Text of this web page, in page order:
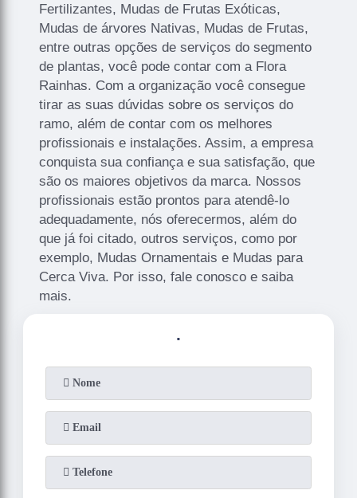
Fertilizantes, Mudas de Frutas Exóticas,
Mudas de árvores Nativas, Mudas de Frutas,
entre outras opções de serviços do segmento
de plantas, você pode contar com a Flora
Rainhas. Com a organização você consegue
tirar as suas dúvidas sobre os serviços do
ramo, além de contar com os melhores
profissionais e instalações. Assim, a empresa
conquista sua confiança e sua satisfação, que
são os maiores objetivos da marca. Nossos
profissionais estão prontos para atendê-lo
adequadamente, nós oferecermos, além do
que já foi citado, outros serviços, como por
exemplo, Mudas Ornamentais e Mudas para
Cerca Viva. Por isso, fale conosco e saiba
mais.
.